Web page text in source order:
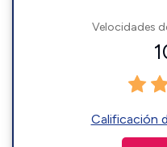
Velocidades
Calificación